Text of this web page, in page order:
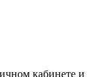
кабинете и